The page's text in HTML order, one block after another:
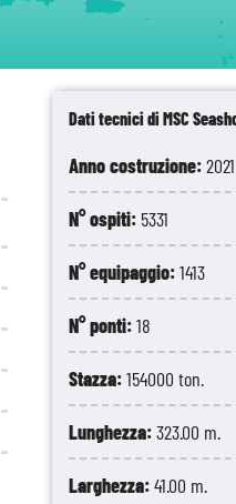
Dati tecnici di MSC
Anno costruzione:2021
N° ospiti: 5331
N° equipaggio:1413
N° ponti:18
Stazza:154000 ton.
Lunghezza:323.00 m.
Larghezza:41.00 m.